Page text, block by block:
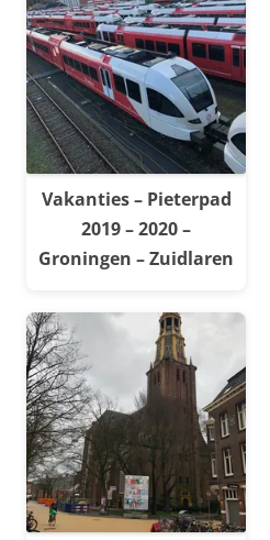
Vakanties – Pieterpad
2019 – 2020 –
Groningen – Zuidlaren